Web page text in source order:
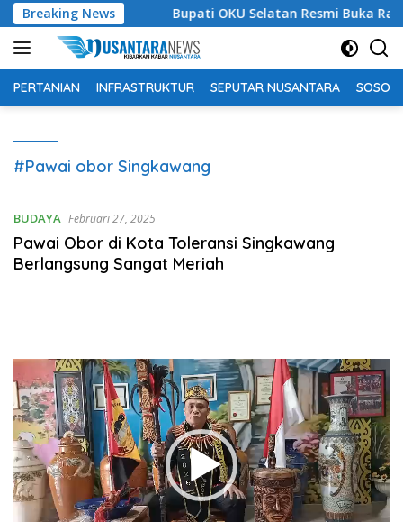
Langsung
ke
konten
Breaking News
Siapa? Bupati OKU Selatan Resmi Buka
PERTANIAN INFRASTRUKTUR SEPUTAR NUSANTARA SOSOK
#Pawai obor Singkawang
BUDAYA Februari 27, 2025
Pawai Obor di Kota Toleransi Singkawang
Berlangsung Sangat Meriah
Pemutar
Video